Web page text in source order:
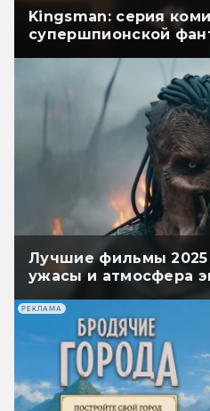
Kingsman: серия
супершпионской
Лучшие фильмы 2025
ужасы и атмосфера
РЕКЛАМА